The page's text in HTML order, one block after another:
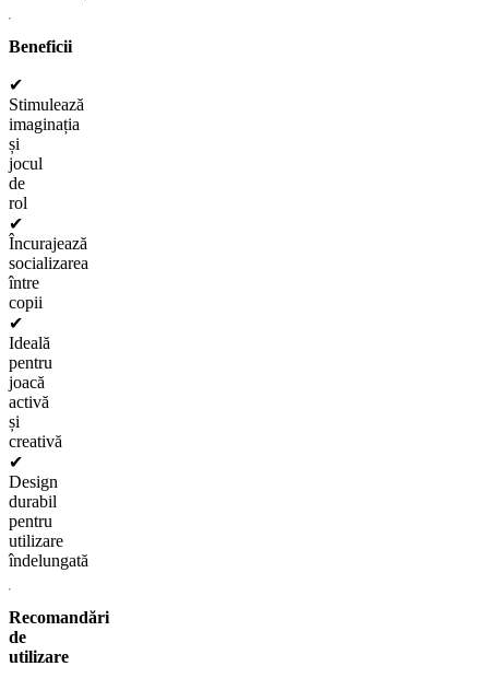
Beneficii
✔
Stimulează
imaginația
și
jocul
de
rol
✔
Încurajează
socializarea
între
copii
✔
Ideală
pentru
joacă
activă
și
creativă
✔
Design
durabil
pentru
utilizare
îndelungată
Recomandări
de
utilizare